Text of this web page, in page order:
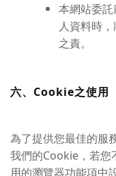
本網站委
人資料時
之責。
六、Cookie之使用
為了提供您最佳的服
我們的Cookie，若您
用的瀏覽器功能項中